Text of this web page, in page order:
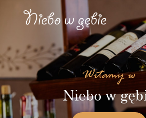
Witamy w
Niebo w